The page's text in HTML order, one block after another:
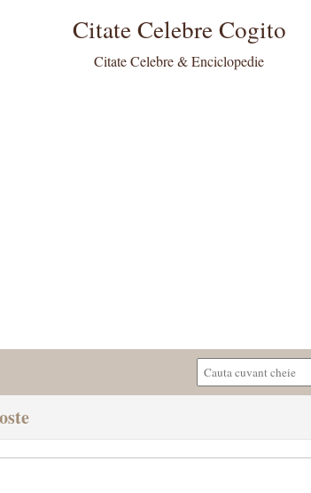
Citate Celebre Cogito
Citate Celebre & Enciclopedie